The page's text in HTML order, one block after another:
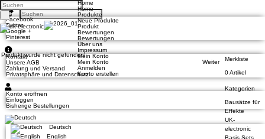
Facebook
Twitter
Google +
Pinterest
Kontakt
Unsere AGB
Zahlung und Versand
Privatsphäre und Datenschutz
Konto eröffnen
Einloggen
Bisherige Bestellungen
Deutsch
English
Home
Home
Produkte
Neue Produkte
Produkt
Bewertungen
Bewertungen
Über uns
Impressum
Mein Konto
Mein Konto
Anmelden
Konto erstellen
Produkt wurde nicht gefunden!
Weiter
Merkliste
0 Artikel
Kategorien
Bausätze für
Effekte
UK-
electronic
Basis Sets